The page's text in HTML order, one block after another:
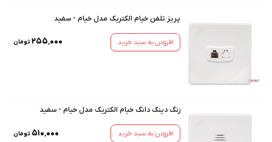
پریز تلفن خیام الکتریک مدل خیام - سفید
افزودن به سبد خرید ۲۵۵٬۰۰۰ تومان
زنگ دینگ دانگ خیام الکتریک مدل خیام - سفید
افزودن به سبد خرید ۵۱۰٬۰۰۰ تومان